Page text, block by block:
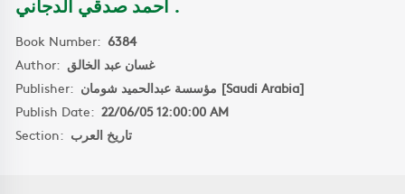
Book Number: 6384
Author: غسان عبد الخالق
Publisher:
مؤسسة عبدالحميد شومان [Saudi Arabia]
Publish Date: 22/06/05 12:00:00 AM
Section: تاريخ العرب